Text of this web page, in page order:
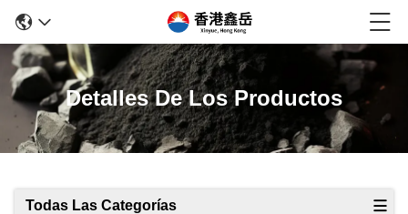
Detalles De Los Productos
Todas Las Categorías